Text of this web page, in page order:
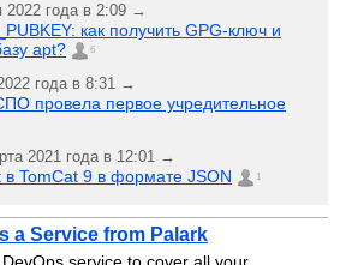
2022 года в 2:09 →
как получить GPG-ключ и
apt?
6
года в 8:31 →
провела первое учредительное
2021 года в 12:01 →
в TomCat 9 в формате JSON 1
a Service from Palark